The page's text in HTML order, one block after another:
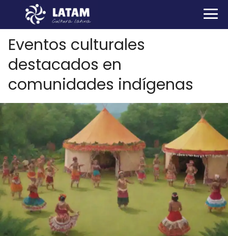
Eventos culturales
destacados en
comunidades indígenas